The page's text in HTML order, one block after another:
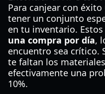
Para canjear con
tener un conjunto
en tu inventario.
una compra por día,
encuentro sea crítico.
te faltan los
efectivamente una
10%.